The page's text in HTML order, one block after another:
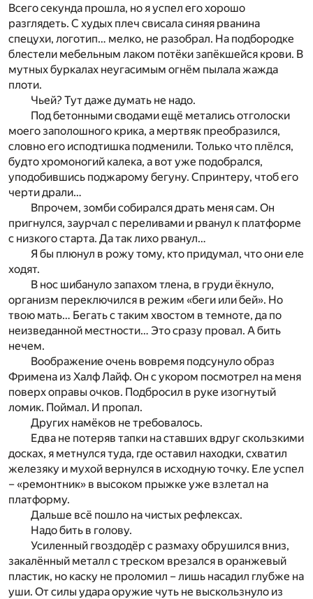
Всего секунда прошла, но я успел его хорошо
разглядеть. С худых плеч свисала синяя рванина
спецухи, логотип… мелко, не разобрал. На подбородке
блестели мебельным лаком потёки запёкшейся крови. В
мутных буркалах неугасимым огнём пылала жажда
плоти.
Чьей? Тут даже думать не надо.
Под бетонными сводами ещё метались отголоски
моего заполошного крика, а мертвяк преобразился,
словно его исподтишка подменили. Только что плёлся,
будто хромоногий калека, а вот уже подобрался,
уподобившись поджарому бегуну. Спринтеру, чтоб его
черти драли…
Впрочем, зомби собирался драть меня сам. Он
пригнулся, заурчал с переливами и рванул к платформе
с низкого старта. Да так лихо рванул…
Я бы плюнул в рожу тому, кто придумал, что они еле
ходят.
В нос шибануло запахом тлена, в груди ёкнуло,
организм переключился в режим «беги или бей». Но
твою мать… Бегать с таким хвостом в темноте, да по
неизведанной местности… Это сразу провал. А бить
нечем.
Воображение очень вовремя подсунуло образ
Фримена из Халф Лайф. Он с укором посмотрел на меня
поверх оправы очков. Подбросил в руке изогнутый
ломик. Поймал. И пропал.
Других намёков не требовалось.
Едва не потеряв тапки на ставших вдруг скользкими
досках, я метнулся туда, где оставил находки, схватил
железяку и мухой вернулся в исходную точку. Еле успел
– «ремонтник» в высоком прыжке уже взлетал на
платформу.
Дальше всё пошло на чистых рефлексах.
Надо бить в голову.
Усиленный гвоздодёр с размаху обрушился вниз,
закалённый металл с треском врезался в оранжевый
пластик, но каску не проломил – лишь насадил глубже на
уши. От силы удара оружие чуть не выскользнуло из